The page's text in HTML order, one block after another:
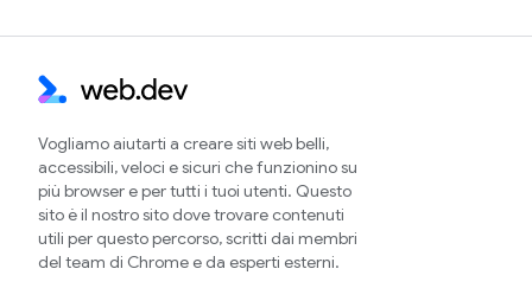
Vogliamo aiutarti a creare siti web belli,
accessibili, veloci e sicuri che funzionino su
più browser e per tutti i tuoi utenti. Questo
sito è il nostro sito dove trovare contenuti
utili per questo percorso, scritti dai membri
del team di Chrome e da esperti esterni.